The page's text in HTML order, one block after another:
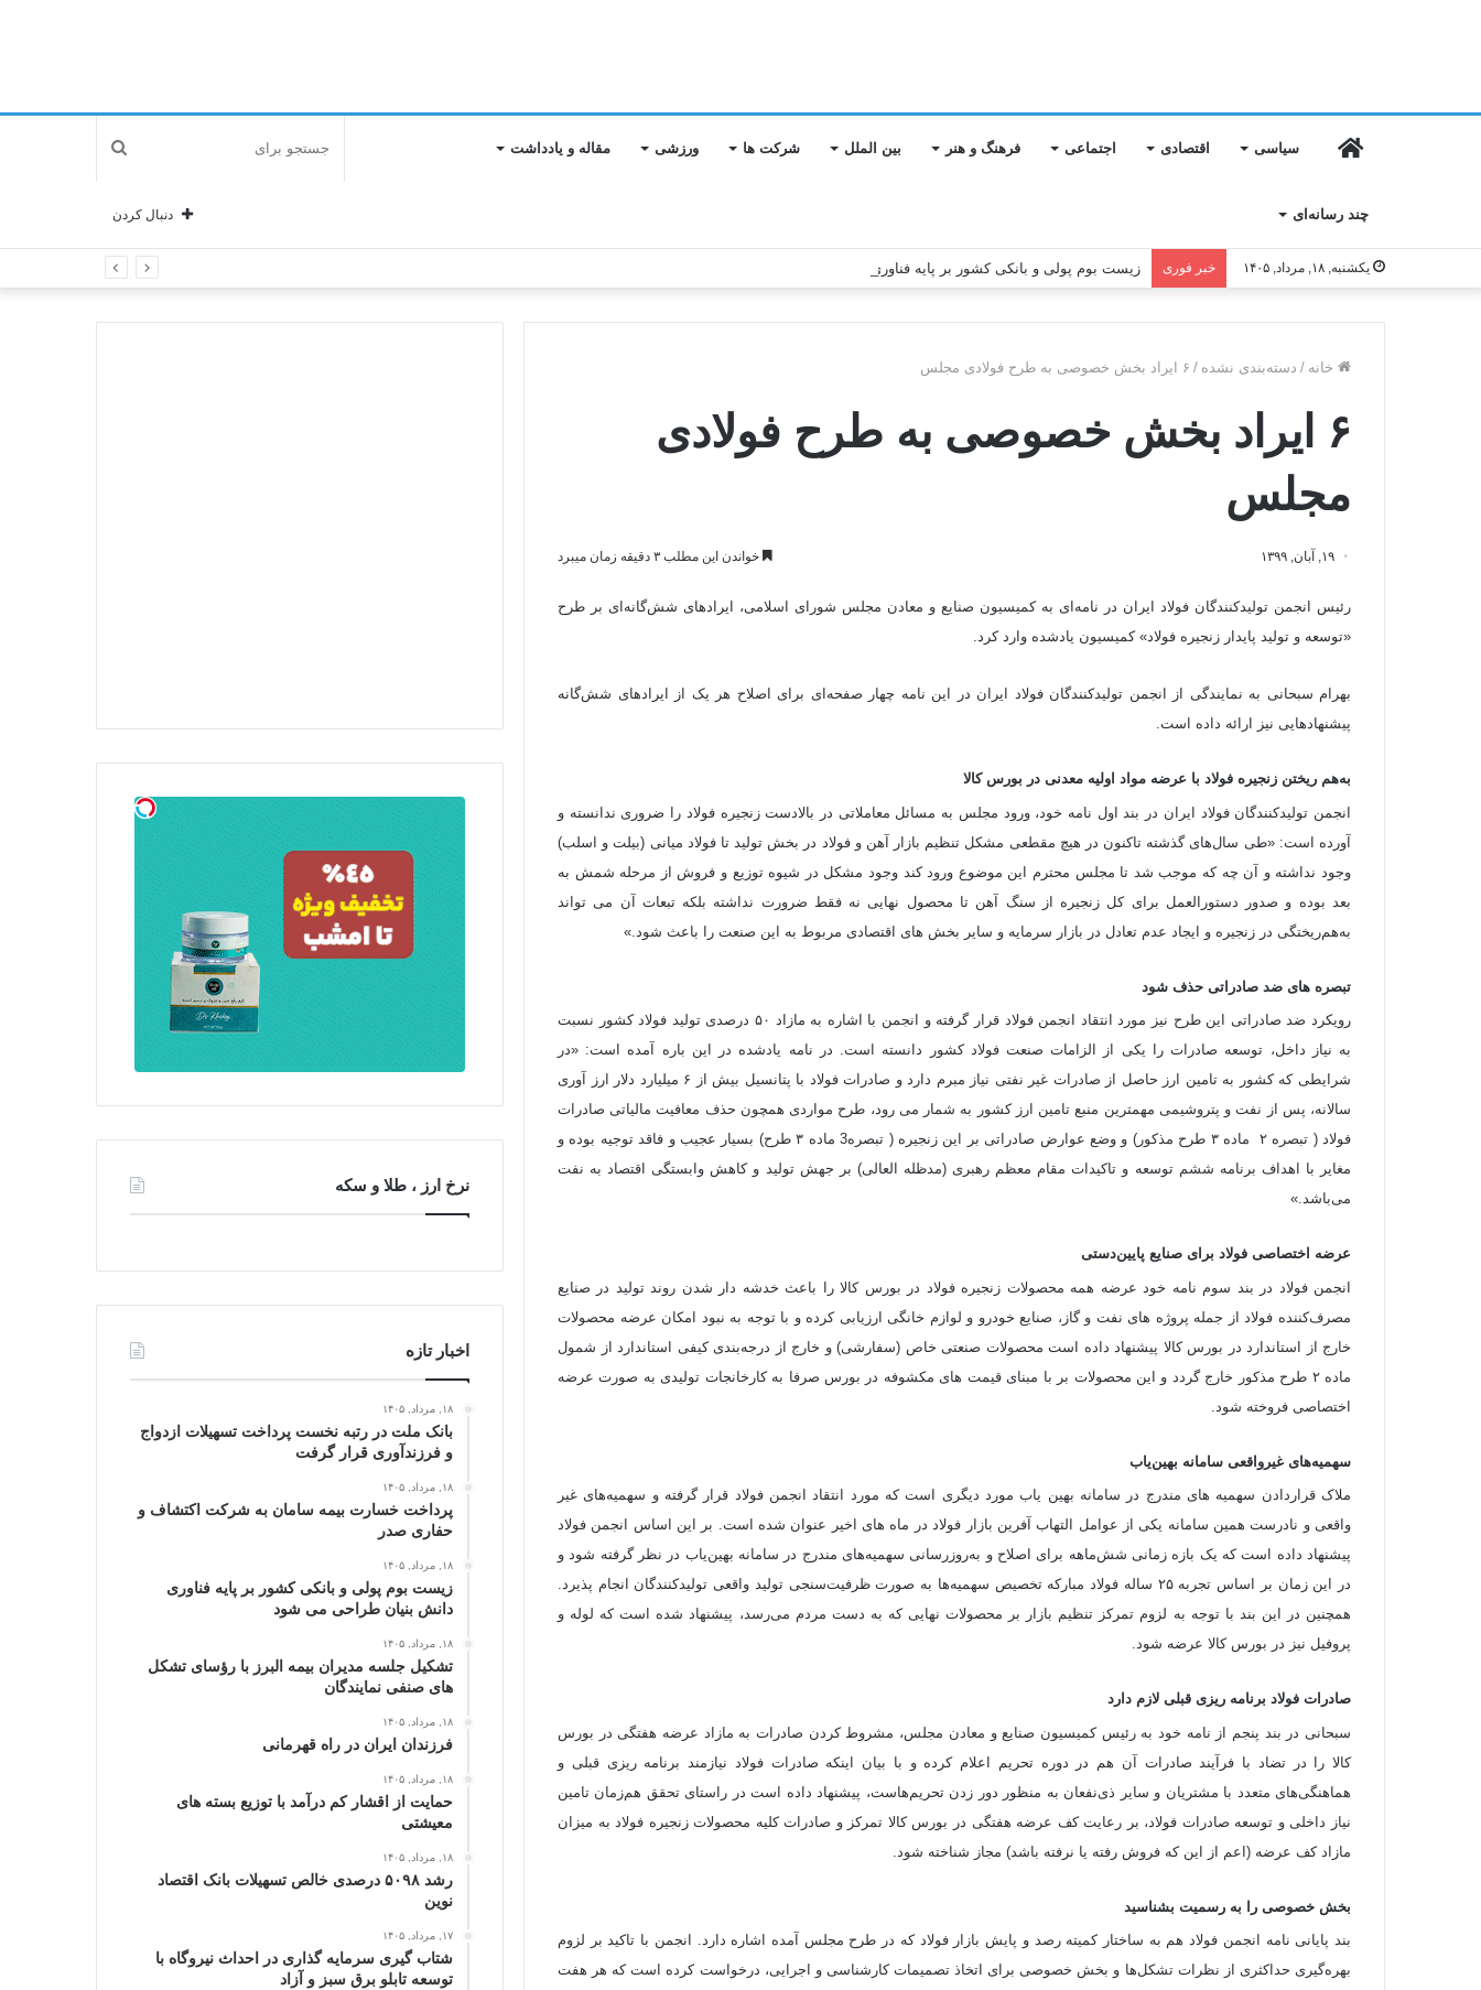
سیاسی اقتصادی اجتماعی فرهنگ و هنر بین الملل شرکت ها ورزشی مقاله و یادداشت
چند رسانه‌ای دنبال کردن
یکشنبه, ۱۸, مرداد, ۱۴۰۵ خبر فوری زیست بوم پولی و بانکی کشور بر پایه فناوری دانش بنیان طراحی می شود
خانه / دسته‌بندی نشده / ۶ ایراد بخش خصوصی به طرح فولادی مجلس
۶ ایراد بخش خصوصی به طرح فولادی
مجلس
۱۹, آبان, ۱۳۹۹ خواندن این مطلب ۳ دقیقه زمان میبرد
رئیس انجمن تولیدکنندگان فولاد ایران در نامه‌ای به کمیسیون صنایع و معادن مجلس شورای اسلامی، ایرادهای شش‌گانه‌ای بر طرح
«توسعه و تولید پایدار زنجیره فولاد» کمیسیون یادشده وارد کرد.
بهرام سبحانی به نمایندگی از انجمن تولیدکنندگان فولاد ایران در این نامه چهار صفحه‌ای برای اصلاح هر یک از ایرادهای شش‌گانه
پیشنهادهایی نیز ارائه داده است.
به‌هم ریختن زنجیره فولاد با عرضه مواد اولیه معدنی در بورس کالا
انجمن تولیدکنندگان فولاد ایران در بند اول نامه خود، ورود مجلس به مسائل معاملاتی در بالادست زنجیره فولاد را ضروری ندانسته و
آورده است: «طی سال‌های گذشته تاکنون در هیچ مقطعی مشکل تنظیم بازار آهن و فولاد در بخش تولید تا فولاد میانی (بیلت و اسلب)
وجود نداشته و آن چه که موجب شد تا مجلس محترم این موضوع ورود کند وجود مشکل در شیوه توزیع و فروش از مرحله شمش به
بعد بوده و صدور دستورالعمل برای کل زنجیره از سنگ آهن تا محصول نهایی نه فقط ضرورت نداشته بلکه تبعات آن می تواند
به‌هم‌ریختگی در زنجیره و ایجاد عدم تعادل در بازار سرمایه و سایر بخش های اقتصادی مربوط به این صنعت را باعث شود.»
تبصره های ضد صادراتی حذف شود
رویکرد ضد صادراتی این طرح نیز مورد انتقاد انجمن فولاد قرار گرفته و انجمن با اشاره به مازاد ۵۰ درصدی تولید فولاد کشور نسبت
به نیاز داخل، توسعه صادرات را یکی از الزامات صنعت فولاد کشور دانسته است. در نامه یادشده در این باره آمده است: «در
شرایطی که کشور به تامین ارز حاصل از صادرات غیر نفتی نیاز مبرم دارد و صادرات فولاد با پتانسیل بیش از ۶ میلیارد دلار ارز آوری
سالانه، پس از نفت و پتروشیمی مهمترین منبع تامین ارز کشور به شمار می رود، طرح مواردی همچون حذف معافیت مالیاتی صادرات
فولاد ( تبصره ۲ ماده ۳ طرح مذکور) و وضع عوارض صادراتی بر این زنجیره ( تبصره3 ماده ۳ طرح) بسیار عجیب و فاقد توجیه بوده و
مغایر با اهداف برنامه ششم توسعه و تاکیدات مقام معظم رهبری (مدظله العالی) بر جهش تولید و کاهش وابستگی اقتصاد به نفت
می‌باشد.»
عرضه اختصاصی فولاد برای صنایع پایین‌دستی
انجمن فولاد در بند سوم نامه خود عرضه همه محصولات زنجیره فولاد در بورس کالا را باعث خدشه دار شدن روند تولید در صنایع
مصرف‌کننده فولاد از جمله پروژه های نفت و گاز، صنایع خودرو و لوازم خانگی ارزیابی کرده و با توجه به نبود امکان عرضه محصولات
خارج از استاندارد در بورس کالا پیشنهاد داده است محصولات صنعتی خاص (سفارشی) و خارج از درجه‌بندی کیفی استاندارد از شمول
ماده ۲ طرح مذکور خارج گردد و این محصولات بر با مبنای قیمت های مکشوفه در بورس صرفا به کارخانجات تولیدی به صورت عرضه
اختصاصی فروخته شود.
سهمیه‌های غیرواقعی سامانه بهین‌یاب
ملاک قراردادن سهمیه های مندرج در سامانه بهین یاب مورد دیگری است که مورد انتقاد انجمن فولاد قرار گرفته و سهمیه‌های غیر
واقعی و نادرست همین سامانه یکی از عوامل التهاب آفرین بازار فولاد در ماه های اخیر عنوان شده است. بر این اساس انجمن فولاد
پیشنهاد داده است که یک بازه زمانی شش‌ماهه برای اصلاح و به‌روزرسانی سهمیه‌های مندرج در سامانه بهین‌یاب در نظر گرفته شود و
در این زمان بر اساس تجربه ۲۵ ساله فولاد مبارکه تخصیص سهمیه‌ها به صورت ظرفیت‌سنجی تولید واقعی تولیدکنندگان انجام پذیرد.
همچنین در این بند با توجه به لزوم تمرکز تنظیم بازار بر محصولات نهایی که به دست مردم می‌رسد، پیشنهاد شده است که لوله و
پروفیل نیز در بورس کالا عرضه شود.
صادرات فولاد برنامه ریزی قبلی لازم دارد
سبحانی در بند پنجم از نامه خود به رئیس کمیسیون صنایع و معادن مجلس، مشروط کردن صادرات به مازاد عرضه هفتگی در بورس
کالا را در تضاد با فرآیند صادرات آن هم در دوره تحریم اعلام کرده و با بیان اینکه صادرات فولاد نیازمند برنامه ریزی قبلی و
هماهنگی‌های متعدد با مشتریان و سایر ذی‌نفعان به منظور دور زدن تحریم‌هاست، پیشنهاد داده است در راستای تحقق هم‌زمان تامین
نیاز داخلی و توسعه صادرات فولاد، بر رعایت کف عرضه هفتگی در بورس کالا تمرکز و صادرات کلیه محصولات زنجیره فولاد به میزان
مازاد کف عرضه (اعم از این که فروش رفته یا نرفته باشد) مجاز شناخته شود.
بخش خصوصی را به رسمیت بشناسید
بند پایانی نامه انجمن فولاد هم به ساختار کمیته رصد و پایش بازار فولاد که در طرح مجلس آمده اشاره دارد. انجمن با تاکید بر لزوم
بهره‌گیری حداکثری از نظرات تشکل‌ها و بخش خصوصی برای اتخاذ تصمیمات کارشناسی و اجرایی، درخواست کرده است که هر هفت
نرخ ارز ، طلا و سکه
اخبار تازه
۱۸, مرداد, ۱۴۰۵
بانک ملت در رتبه نخست پرداخت تسهیلات ازدواج
و فرزندآوری قرار گرفت
۱۸, مرداد, ۱۴۰۵
پرداخت خسارت بیمه سامان به شرکت اکتشاف و
حفاری صدر
۱۸, مرداد, ۱۴۰۵
زیست بوم پولی و بانکی کشور بر پایه فناوری
دانش بنیان طراحی می شود
۱۸, مرداد, ۱۴۰۵
تشکیل جلسه مدیران بیمه البرز با رؤسای تشکل
های صنفی نمایندگان
۱۸, مرداد, ۱۴۰۵
فرزندان ایران در راه قهرمانی
۱۸, مرداد, ۱۴۰۵
حمایت از اقشار کم‌ درآمد با توزیع بسته‌ های
معیشتی
۱۸, مرداد, ۱۴۰۵
رشد ۵۰۹۸ درصدی خالص تسهیلات بانک اقتصاد
نوین
۱۷, مرداد, ۱۴۰۵
شتاب گیری سرمایه گذاری در احداث نیروگاه با
توسعه تابلو برق سبز و آزاد